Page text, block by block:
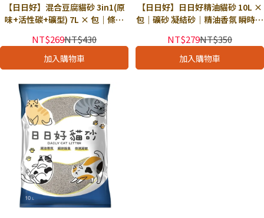
【日日好】混合豆腐貓砂 3in1(原
味+活性碳+礦型) 7L × 包｜條型
除臭
NT$269NT$430
加入購物車
【日日好】日日好精油貓砂 10L ×
包｜礦砂 凝結砂｜精油香氛 瞬時除
NT$279NT$350
加入購物車